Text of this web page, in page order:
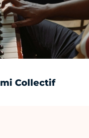
Collectif